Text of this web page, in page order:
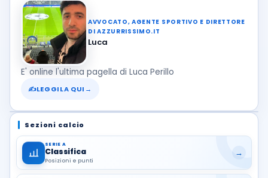
AVVOCATO, AGENTE SPORTIVO E DIRETTORE
DI AZZURRISSIMO.IT
Luca
E' online l'ultima pagella di Luca Perillo
✍LEGGILA QUI →
Sezioni calcio
SERIE A
Classifica
Posizioni e punti
→